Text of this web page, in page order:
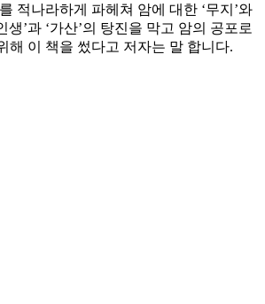
적나라하게 파헤쳐 암에 대한 ‘무지’와
생’과 ‘가산’의 탕진을 막고 암의 공포로
해 이 책을 썼다고 저자는 말 합니다.